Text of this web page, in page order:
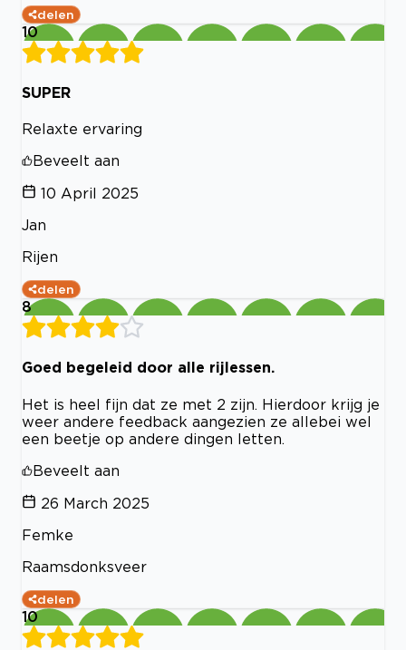
delen
10
SUPER
Relaxte ervaring
Beveelt aan
10 April 2025
Jan
Rijen
delen
8
Goed begeleid door alle rijlessen.
Het is heel fijn dat ze met 2 zijn. Hierdoor krijg je
weer andere feedback aangezien ze allebei wel
een beetje op andere dingen letten.
Beveelt aan
26 March 2025
Femke
Raamsdonksveer
delen
10